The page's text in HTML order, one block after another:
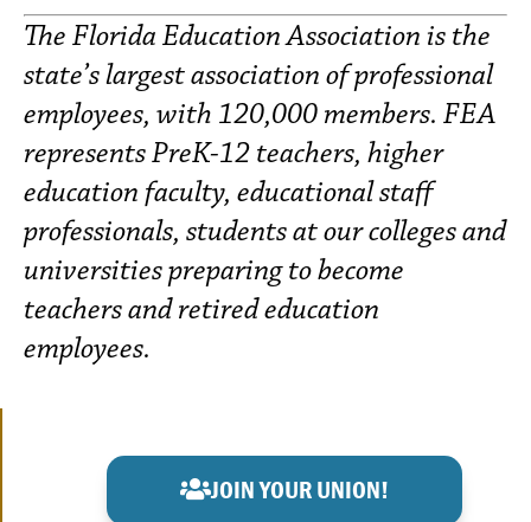
The Florida Education Association is the
state’s largest association of professional
employees, with 120,000 members. FEA
represents PreK-12 teachers, higher
education faculty, educational staff
professionals, students at our colleges and
universities preparing to become
teachers and retired education
employees.
JOIN YOUR UNION!